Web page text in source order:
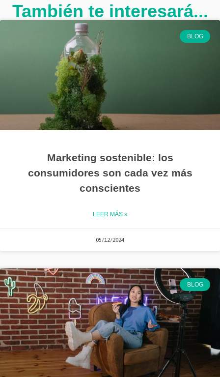
También te interesará...
BLOG
Marketing sostenible: los
consumidores son cada vez más
conscientes
LEER MÁS »
05/12/2024
BLOG